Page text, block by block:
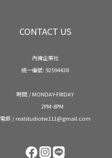
CONTACT US
內擁企業社
統一編號: 92594438
時間 / MONDAY-FRIDAY
2PM-8PM
電郵 / realstudiotw111@gmail.com